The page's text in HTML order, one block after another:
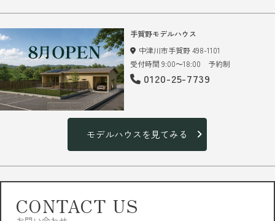
手賀野モデルハウス
中津川市手賀野 498-1101
受付時間 9:00～18:00 予約制
0120-25-7739
モデルハウスを見てみる
CONTACT US